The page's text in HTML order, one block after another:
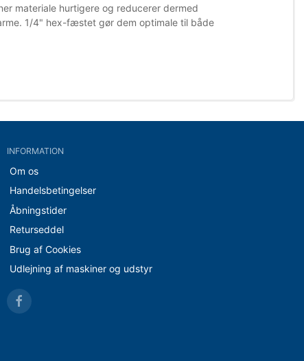
materiale hurtigere og reducerer dermed
1/4" hex-fæstet gør dem optimale til både
INFORMATION
Om os
Handelsbetingelser
Åbningstider
Returseddel
Brug af Cookies
Udlejning af maskiner og udstyr